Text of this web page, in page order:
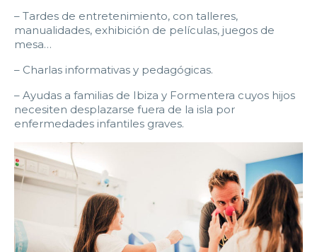
– Tardes de entretenimiento, con talleres,
manualidades, exhibición de películas, juegos de
mesa…
– Charlas informativas y pedagógicas.
– Ayudas a familias de Ibiza y Formentera cuyos hijos
necesiten desplazarse fuera de la isla por
enfermedades infantiles graves.
16:00 16:30 17:00 17:30
20:00 20:30 21:00 21:30
22:00 22:30 23:00
Edad:
Promo code:
Reservar